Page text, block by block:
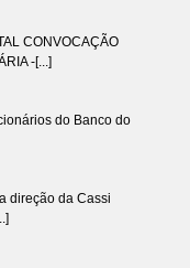
CONVOCAÇÃO
-[...]
do Banco do
direção da Cassi